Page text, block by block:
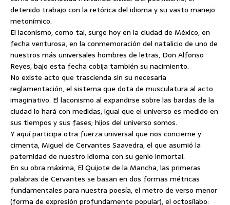
detenido trabajo con la retórica del idioma y su vasto manejo
metonímico.
El laconismo, como tal, surge hoy en la ciudad de México, en
fecha venturosa, en la conmemoración del natalicio de uno de
nuestros más universales hombres de letras, Don Alfonso
Reyes, bajo esta fecha cobija también su nacimiento.
No existe acto que trascienda sin su necesaria
reglamentación, el sistema que dota de musculatura al acto
imaginativo. El laconismo al expandirse sobre las bardas de la
ciudad lo hará con medidas, igual que el universo es medido en
sus tiempos y sus fases; hijos del universo somos.
Y aquí participa otra fuerza universal que nos concierne y
cimenta, Miguel de Cervantes Saavedra, el que asumió la
paternidad de nuestro idioma con su genio inmortal.
En su obra máxima, El Quijote de la Mancha, las primeras
palabras de Cervantes se basan en dos formas métricas
fundamentales para nuestra poesía, el metro de verso menor
(forma de expresión profundamente popular), el octosílabo: